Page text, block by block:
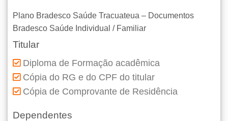
Plano Bradesco Saúde Tracuateua – Documentos
Bradesco Saúde Individual / Familiar
Titular
Diploma de Formação acadêmica
Cópia do RG e do CPF do titular
Cópia de Comprovante de Residência
Dependentes